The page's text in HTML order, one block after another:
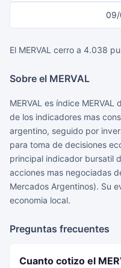
El MERVAL cerro a 4.038
Sobre el MERVAL
MERVAL es índice
de los indicadores mas
argentino, seguido por
para toma de decisiones
principal indicador bursatil
acciones mas negociadas
Mercados Argentinos). Su
economia local.
Preguntas frecuentes
Cuanto cotizo el